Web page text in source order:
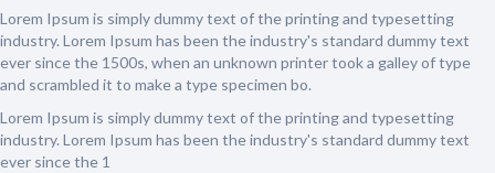
Lorem Ipsum is simply dummy text of the printing and typesetting
industry. Lorem Ipsum has been the industry's standard dummy text
ever since the 1500s, when an unknown printer took a galley of type
and scrambled it to make a type specimen bo.
Lorem Ipsum is simply dummy text of the printing and typesetting
industry. Lorem Ipsum has been the industry's standard dummy text
ever since the 1